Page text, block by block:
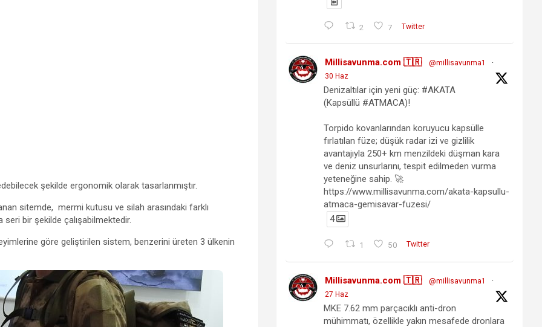
şekilde ergonomik olarak tasarlanmıştır.
sitemde, mermi kutusu ve silah arasındaki farklı
bir şekilde çalışabilmektedir.
göre geliştirilen sistem, benzerini üreten 3 ülkenin
2 7 Twitter
Millisavunma.com 🇹🇷 @millisavunma1
·
30 Haz
Denizaltılar için yeni güç: #AKATA
(Kapsüllü #ATMACA)!
Torpido kovanlarından koruyucu kapsülle
fırlatılan füze; düşük radar izi ve gizlilik
avantajıyla 250+ km menzildeki düşman kara
ve deniz unsurlarını, tespit edilmeden vurma
yeteneğine sahip. 🚀
https://www.millisavunma.com/akata-kapsullu-
atmaca-gemisavar-fuzesi/
4
1 50 Twitter
Millisavunma.com 🇹🇷 @millisavunma1
·
27 Haz
MKE 7.62 mm parçacıklı anti-dron
mühimmatı, özellikle yakın mesafede dronlara